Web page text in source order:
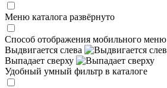
Меню каталога развёрнуто
Способ отображения мобильного меню
Выдвигается слева
Выпадает сверху
Удобный умный фильтр в каталоге